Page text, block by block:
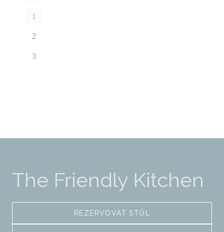
1
2
3
The Friendly Kitchen
REZERVOVAT STŮL